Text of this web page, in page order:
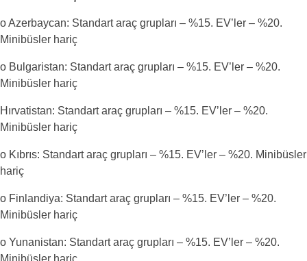
o Azerbaycan: Standart araç grupları – %15. EV’ler – %20.
Minibüsler hariç
o Bulgaristan: Standart araç grupları – %15. EV’ler – %20.
Minibüsler hariç
Hırvatistan: Standart araç grupları – %15. EV’ler – %20.
Minibüsler hariç
o Kıbrıs: Standart araç grupları – %15. EV’ler – %20. Minibüsler
hariç
o Finlandiya: Standart araç grupları – %15. EV’ler – %20.
Minibüsler hariç
o Yunanistan: Standart araç grupları – %15. EV’ler – %20.
Minibüsler hariç